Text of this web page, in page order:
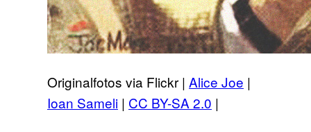
Originalfotos via Flickr | Alice Joe |
Ioan Sameli | CC BY-SA 2.0 |